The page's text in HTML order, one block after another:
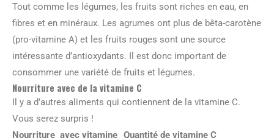
Tout comme les légumes, les fruits sont riches en eau, en
fibres et en minéraux. Les agrumes ont plus de bêta-carotène
(pro-vitamine A) et les fruits rouges sont une source
intéressante d’antioxydants. Il est donc important de
consommer une variété de fruits et légumes.
Nourriture avec de la vitamine C
Il y a d’autres aliments qui contiennent de la vitamine C.
Vous serez surpris !
Nourriture avec vitamine Quantité de vitamine C